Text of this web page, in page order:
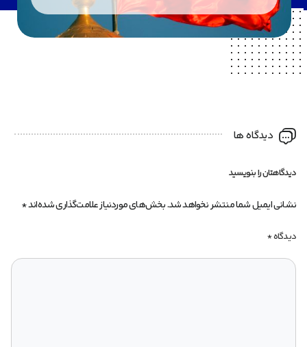
دیدگاه ها
دیدگاهتان را بنویسید
نشانی ایمیل شما منتشر نخواهد شد.بخش‌های موردنیاز علامت‌گذاری شده‌اند*
دیدگاه*